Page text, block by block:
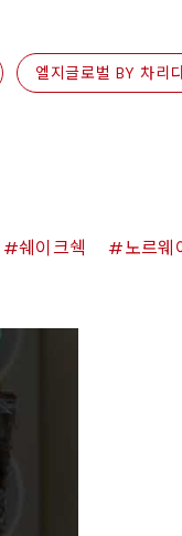
엘지글로벌 BY 차리
쉐이크쉑 노르웨